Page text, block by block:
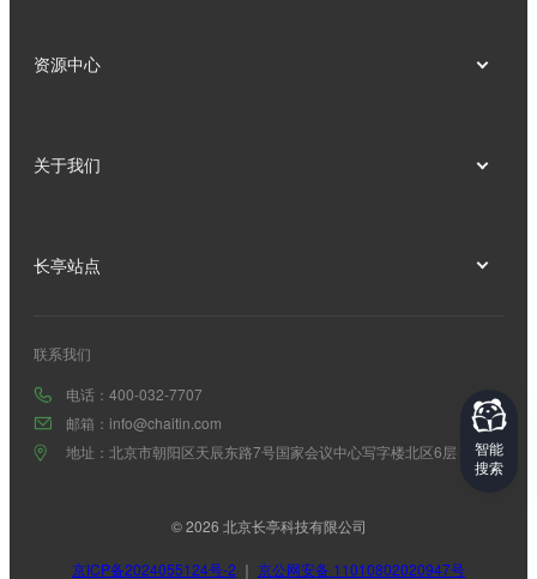
资源中心
关于我们
长亭站点
联系我们
电话：400-032-7707
邮箱：info@chaitin.com
地址：北京市朝阳区天辰东路7号国家会议中心写字楼北区6层
© 2026 北京长亭科技有限公司
京ICP备2024055124号-2 ｜ 京公网安备 11010802020947号
智能
搜索